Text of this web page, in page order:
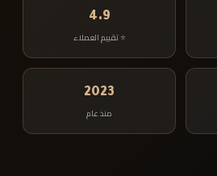
4.9
⭐ تقييم العملاء
2023
منذ عام